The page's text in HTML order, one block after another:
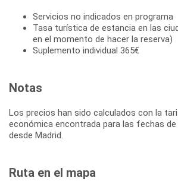
Servicios no indicados en programa
Tasa turística de estancia en las
en el momento de hacer la reserva)
Suplemento individual 365€
Notas
Los precios han sido calculados con la
económica encontrada para las fechas de
desde Madrid.
Ruta en el mapa